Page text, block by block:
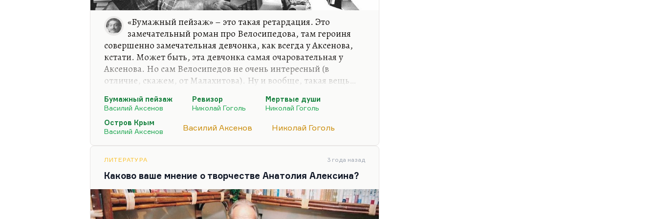
«Бумажный пейзаж» – это такая ретардация. Это
замечательный роман про Велосипедова, там героиня
совершенно замечательная девчонка, как всегда у Аксенова,
кстати. Может быть, эта девчонка самая очаровательная у
Аксенова. Но сам Велосипедов не очень интересный (в
отличие, скажем, от Малахитова). Ну и вообще, такая вещь…
«Остров Крым» и каким стал «Ожог», всегда бывает разбег,
Собственно, и Гоголю перед «Мертвыми душами» нужна была
Но прежде чем писать «Мертвые души» с картинами русского
поместного быта, ему нужно было на чем-то перо отточить.
И…
Бумажный пейзаж
Василий Аксенов
Ревизор
Николай Гоголь
Мертвые души
Николай Гоголь
Остров Крым
Василий Аксенов
Василий Аксенов Николай Гоголь
ЛИТЕРАТУРА 3 года назад
Каково ваше мнение о творчестве Анатолия Алексина?